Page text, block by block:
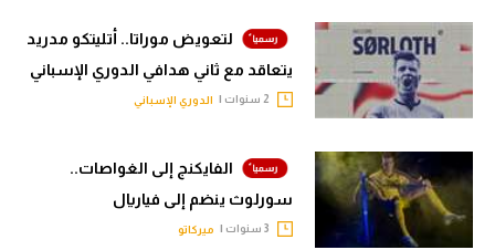
لتعويض موراتا.. أتليتكو مدريد
يتعاقد مع ثاني هدافي الدوري الإسباني
الدوري الإسباني
الفايكنج إلى الغواصات..
سورلوث ينضم إلى فياريال
ميركاتو